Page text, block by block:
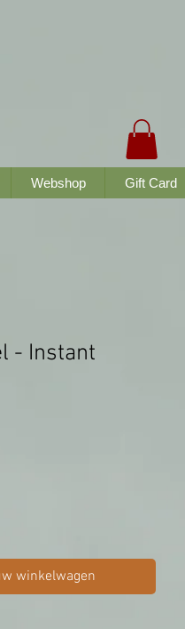
Webshop Gift Card
- Instant
winkelwagen